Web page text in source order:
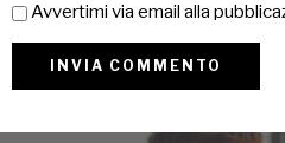
Avvertimi via email alla